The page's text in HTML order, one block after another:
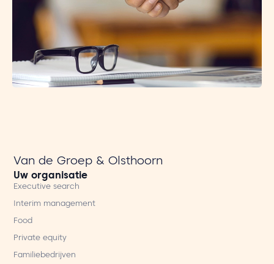
Van de Groep & Olsthoorn
Uw organisatie
Executive search
Interim management
Food
Private equity
Familiebedrijven